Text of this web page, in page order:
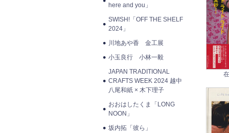
here and you」
SWISH!「OFF THE SHELF
2024」
川地あや香 金工展
小玉良行 小林一毅
JAPAN TRADITIONAL
CRAFTS WEEK 2024 越中
八尾和紙 × 木下理子
おおはしたくま「LONG
NOON」
坂内拓「彼ら」